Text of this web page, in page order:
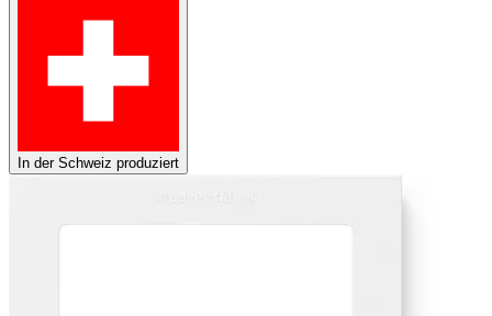
In der Schweiz produziert